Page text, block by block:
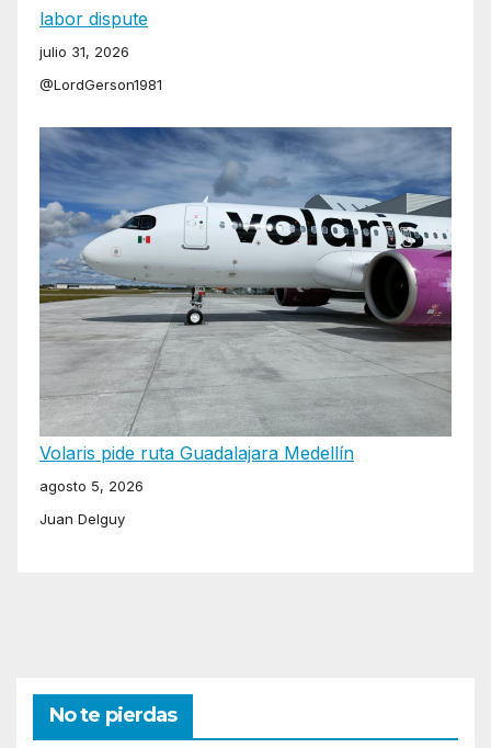
labor dispute
julio 31, 2026
@LordGerson1981
Volaris pide ruta Guadalajara Medellín
agosto 5, 2026
Juan Delguy
No te pierdas